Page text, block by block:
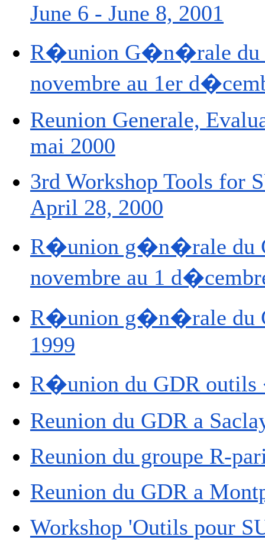
June 6 - June 8, 2001
R�union G�n�rale du
novembre au 1er
Reunion Generale,
mai 2000
3rd Workshop Tools for
April 28, 2000
R�union g�n�rale du
novembre au 1
R�union g�n�rale du
1999
R�union du GDR outils
Reunion du GDR a
Reunion du groupe R-
Reunion du GDR a
Workshop 'Outils pour